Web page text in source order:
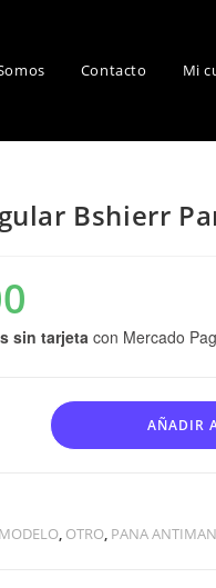
Contacto Mi
Bshierr
sin tarjeta con Mercado
AÑADIR
MODELO, OTRO, PANA